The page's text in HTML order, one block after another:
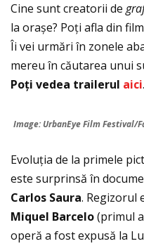
Cine sunt creatorii de
la orașe? Poți afla din
Îi vei urmări în zonele
mereu în căutarea unui
Poţi vedea trailerul aici.
Image: UrbanEye Film Festival/
Evoluția de la primele
este surprinsă în
Carlos Saura. Regizorul
Miquel Barcelo(primul
operă a fost expusă la